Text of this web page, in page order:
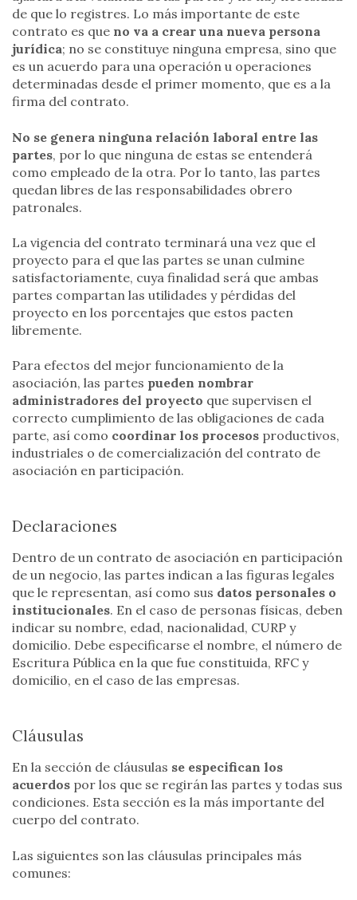
de que lo registres. Lo más importante de este
contrato es que no va a crear una nueva persona
jurídica; no se constituye ninguna empresa, sino que
es un acuerdo para una operación u operaciones
determinadas desde el primer momento, que es a la
firma del contrato.
No se genera ninguna relación laboral entre las
partes, por lo que ninguna de estas se entenderá
como empleado de la otra. Por lo tanto, las partes
quedan libres de las responsabilidades obrero
patronales.
La vigencia del contrato terminará una vez que el
proyecto para el que las partes se unan culmine
satisfactoriamente, cuya finalidad será que ambas
partes compartan las utilidades y pérdidas del
proyecto en los porcentajes que estos pacten
libremente.
Para efectos del mejor funcionamiento de la
asociación, las partes pueden nombrar
administradores del proyecto que supervisen el
correcto cumplimiento de las obligaciones de cada
parte, así como coordinar los procesos productivos,
industriales o de comercialización del contrato de
asociación en participación.
Declaraciones
Dentro de un contrato de asociación en participación
de un negocio, las partes indican a las figuras legales
que le representan, así como sus datos personales o
institucionales. En el caso de personas físicas, deben
indicar su nombre, edad, nacionalidad, CURP y
domicilio. Debe especificarse el nombre, el número de
Escritura Pública en la que fue constituida, RFC y
domicilio, en el caso de las empresas.
Cláusulas
En la sección de cláusulas se especifican los
acuerdos por los que se regirán las partes y todas sus
condiciones. Esta sección es la más importante del
cuerpo del contrato.
Las siguientes son las cláusulas principales más
comunes: